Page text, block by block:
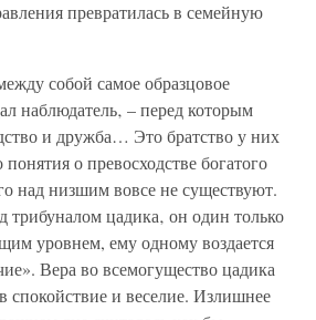
превратилась в семейную
собой самое образцовое
наблюдатель‚ – перед которым
и дружба… Это братство у них
понятия о превосходстве богатого
над низшим вовсе не существуют.
трибуналом цадика‚ он один только
уровнем, ему одному воздается
Вера во всемогущество цадика
спокойствие и веселие. Излишнее